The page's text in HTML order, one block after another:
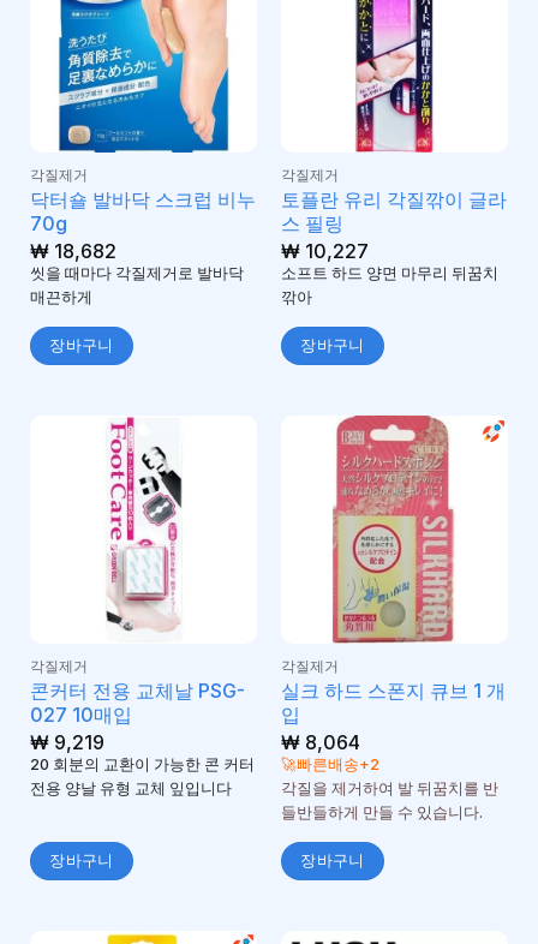
각질제거
닥터숄 발바닥 스크럽 비누
70g
₩18,682
씻을 때마다 각질제거로 발바닥
매끈하게
장바구니
각질제거
토플란 유리 각질깎이 글라
스 필링
₩10,227
소프트 하드 양면 마무리 뒤꿈치
깎아
장바구니
각질제거
콘커터 전용 교체날 PSG-
027 10매입
₩9,219
20 회분의 교환이 가능한 콘 커터
전용 양날 유형 교체 잎입니다
장바구니
각질제거
실크 하드 스폰지 큐브 1 개
입
₩8,064
🚀빠른배송+2
각질을 제거하여 발 뒤꿈치를 반
들반들하게 만들 수 있습니다.
장바구니